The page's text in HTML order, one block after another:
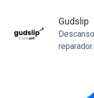
Gudslip
reparador.